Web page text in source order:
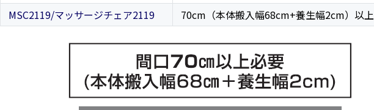
MSC2119/マッサージチェア2119
70cm（本体搬入幅68cm+養生幅2cm）以上